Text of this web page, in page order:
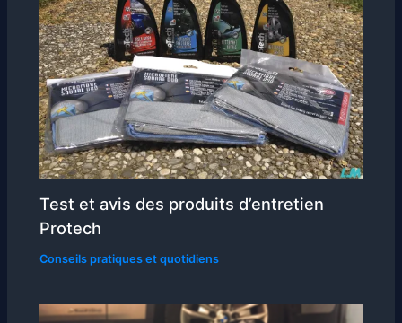
Test et avis des produits d’entretien
Protech
Conseils pratiques et quotidiens